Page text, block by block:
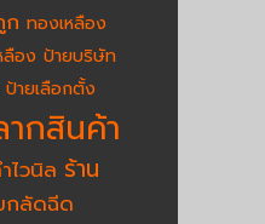
ก ทองเหลือง
ลือง ป้ายบริษัท
ป้ายเลือกตั้ง
กสินค้า
ไวนิล ร้าน
กลัดฉีด